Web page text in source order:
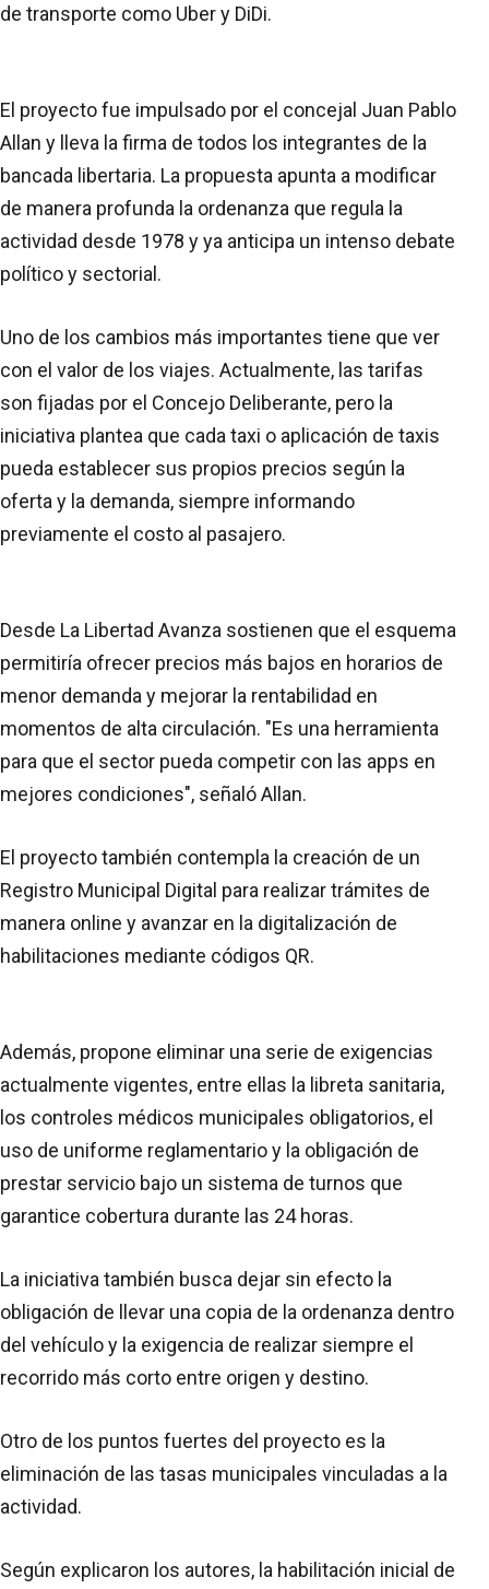
de transporte como Uber y DiDi.
El proyecto fue impulsado por el concejal Juan Pablo
Allan y lleva la firma de todos los integrantes de la
bancada libertaria. La propuesta apunta a modificar
de manera profunda la ordenanza que regula la
actividad desde 1978 y ya anticipa un intenso debate
político y sectorial.
Uno de los cambios más importantes tiene que ver
con el valor de los viajes. Actualmente, las tarifas
son fijadas por el Concejo Deliberante, pero la
iniciativa plantea que cada taxi o aplicación de taxis
pueda establecer sus propios precios según la
oferta y la demanda, siempre informando
previamente el costo al pasajero.
Desde La Libertad Avanza sostienen que el esquema
permitiría ofrecer precios más bajos en horarios de
menor demanda y mejorar la rentabilidad en
momentos de alta circulación. "Es una herramienta
para que el sector pueda competir con las apps en
mejores condiciones", señaló Allan.
El proyecto también contempla la creación de un
Registro Municipal Digital para realizar trámites de
manera online y avanzar en la digitalización de
habilitaciones mediante códigos QR.
Además, propone eliminar una serie de exigencias
actualmente vigentes, entre ellas la libreta sanitaria,
los controles médicos municipales obligatorios, el
uso de uniforme reglamentario y la obligación de
prestar servicio bajo un sistema de turnos que
garantice cobertura durante las 24 horas.
La iniciativa también busca dejar sin efecto la
obligación de llevar una copia de la ordenanza dentro
del vehículo y la exigencia de realizar siempre el
recorrido más corto entre origen y destino.
Otro de los puntos fuertes del proyecto es la
eliminación de las tasas municipales vinculadas a la
actividad.
Según explicaron los autores, la habilitación inicial de